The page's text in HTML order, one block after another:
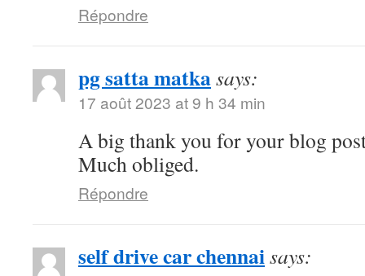
Répondre
pg satta matkasays:
17 août 2023 at 9 h 34 min
A big thank you for your blog
Much obliged.
Répondre
self drive car chennaisays: